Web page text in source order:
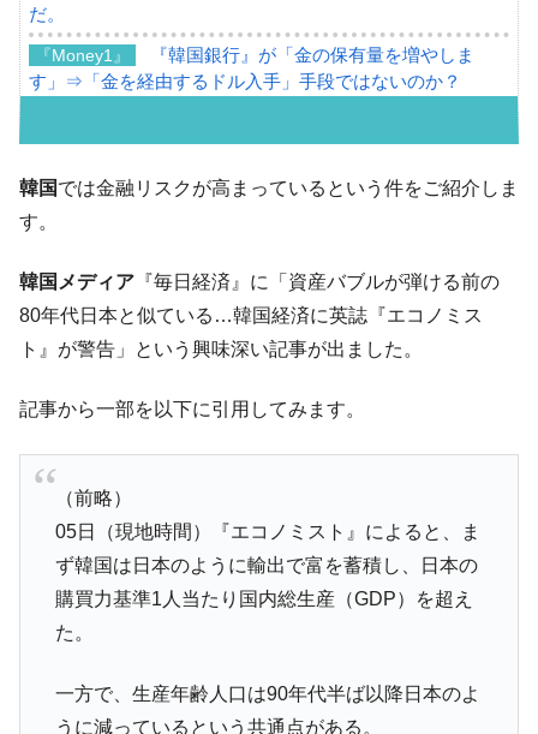
だ。
『Money1』
『韓国銀行』が「金の保有量を増やしま
す」⇒「金を経由するドル入手」手段ではないのか？
ル」まで拡大 ⇒ 海外資金の動きに強く左右される状態
『Money1』
韓国･帰ってきた李在明。李在明を支持しな
い「50.5％」に上昇
た ⇒ 国家が行った恐るべき株価操作であり、空前の国政壟
断
『Money1』
韓国･警察職員が「丸刈りになって抗議活
『Money1』
中国だけが鉄鋼輸出を異常増加させる ⇒ 中
『Money1』
種は全般的「不調」⇒ PSIが示す現況は決して良くない。
『Money1』
【米韓激突案件】韓国消費者院が『クーパ
ン』1人当たり賠償10万ウォンを認定 ⇒ 総額3兆7,000億
『Money1』 韓国で猛暑。南東部では干ばつ
『Money1』
【対日本円】ウォン安が急進！ 日米の協調
韓国では金融リスクが高まっているという件をご紹介しま
す。
韓国メディア 『毎日経済』に「資産バブルが弾ける前の
80年代日本と似ている…韓国経済に英誌『エコノミス
ト』が警告」という興味深い記事が出ました。
記事から一部を以下に引用してみます。
（前略）
05日（現地時間）『エコノミスト』によると、ま
ず韓国は日本のように輸出で富を蓄積し、日本の
購買力基準1人当たり国内総生産（GDP）を超え
た。
一方で、生産年齢人口は90年代半ば以降日本のよ
うに減っているという共通点がある。